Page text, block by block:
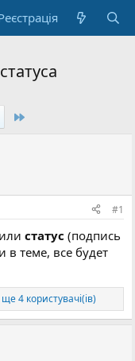
#1
илистатус (подпись
в теме, все будет
4 користувачі(ів)